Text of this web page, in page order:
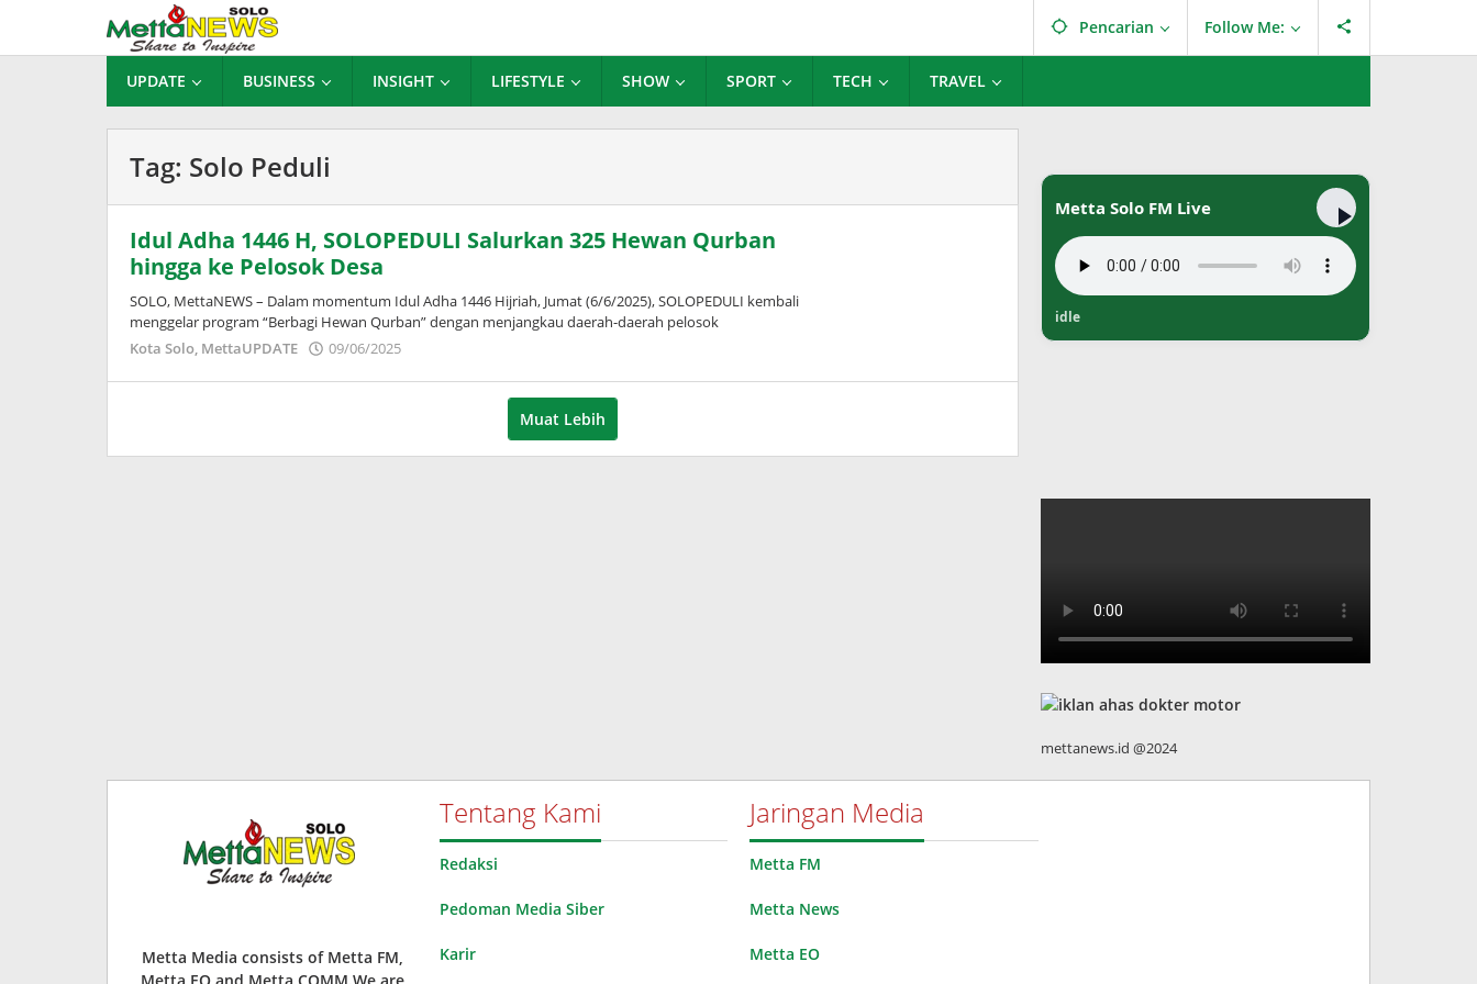
konten
Pencarian Follow Me:
UPDATE BUSINESS INSIGHT LIFESTYLE SHOW SPORT TECH TRAVEL
Tag: Solo Peduli
Idul Adha 1446 H, SOLOPEDULI Salurkan 325 Hewan Qurban
hingga ke Pelosok Desa
SOLO, MettaNEWS – Dalam momentum Idul Adha 1446 Hijriah, Jumat (6/6/2025), SOLOPEDULI kembali
menggelar program “Berbagi Hewan Qurban” dengan menjangkau daerah-daerah pelosok
Kota Solo, MettaUPDATE 09/06/2025
Muat Lebih
Metta Solo FM Live
idle
mettanews.id @2024
Metta Media consists of Metta FM,
Metta EO and Metta COMM.We are
Tentang Kami
Redaksi
Pedoman Media Siber
Karir
Jaringan Media
Metta FM
Metta News
Metta EO